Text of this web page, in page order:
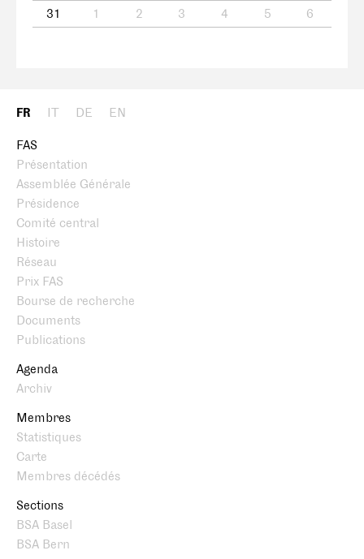
31
1 2 3 4 5 6
FR IT DE EN
FAS
Présentation
Assemblée Générale
Présidence
Comité central
Histoire
Réseau
Prix FAS
Bourse de recherche
Documents
Publications
Agenda
Archiv
Membres
Statistiques
Carte
Membres décédés
Sections
BSA Basel
BSA Bern